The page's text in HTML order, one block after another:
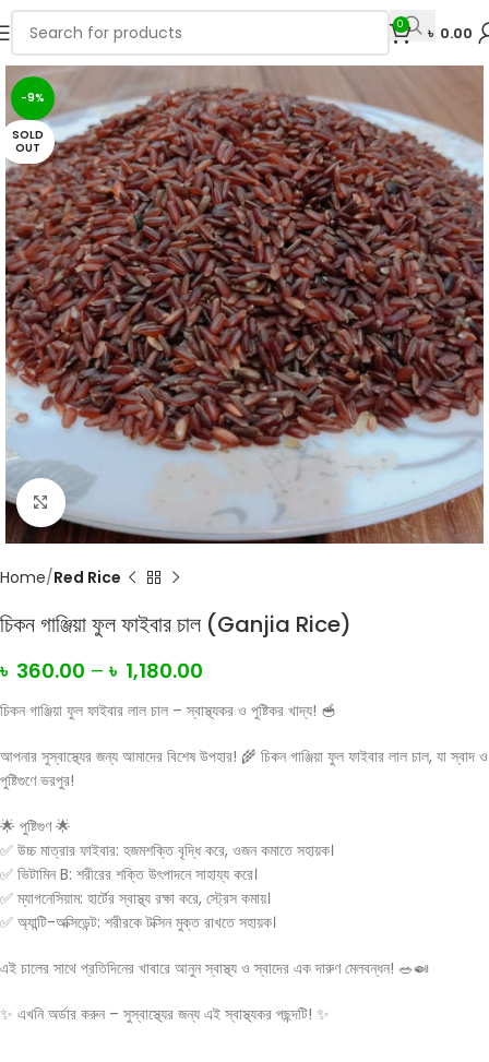
0 ৳ 0.00
-9%
SOLD
OUT
Click to enlarge
Home Red Rice
চিকন গাঞ্জিয়া ফুল ফাইবার চাল (Ganjia Rice)
৳ 360.00 – ৳ 1,180.00
চিকন গাঞ্জিয়া ফুল ফাইবার লাল চাল – স্বাস্থ্যকর ও পুষ্টিকর খাদ্য! 🥣
আপনার সুস্বাস্থ্যের জন্য আমাদের বিশেষ উপহার! 🌾 চিকন গাঞ্জিয়া ফুল ফাইবার লাল চাল, যা স্বাদ ও
পুষ্টিগুণে ভরপুর!
🌟 পুষ্টিগুণ 🌟
✅ উচ্চ মাত্রার ফাইবার: হজমশক্তি বৃদ্ধি করে, ওজন কমাতে সহায়ক।
✅ ভিটামিন B: শরীরের শক্তি উৎপাদনে সাহায্য করে।
✅ ম্যাগনেসিয়াম: হার্টের স্বাস্থ্য রক্ষা করে, স্ট্রেস কমায়।
✅ অ্যান্টি-অক্সিডেন্ট: শরীরকে টক্সিন মুক্ত রাখতে সহায়ক।
এই চালের সাথে প্রতিদিনের খাবারে আনুন স্বাস্থ্য ও স্বাদের এক দারুণ মেলবন্ধন! 🥗🍛
✨ এখনি অর্ডার করুন – সুস্বাস্থ্যের জন্য এই স্বাস্থ্যকর পছন্দটি! ✨